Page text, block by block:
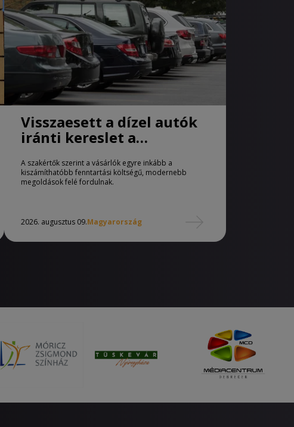
Visszaesett a dízel autók
iránti kereslet a
A szakértők szerint a vásárlók egyre inkább a
kiszámíthatóbb fenntartási költségű, modernebb
megoldások felé fordulnak.
2026. augusztus 09.Magyarország